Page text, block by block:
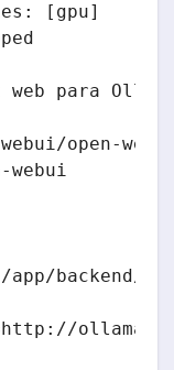
[gpu]
web para
open-
webui
app/backend/